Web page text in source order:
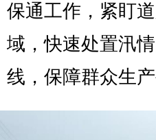
保通工作，紧盯
域，快速处置汛
线，保障群众生